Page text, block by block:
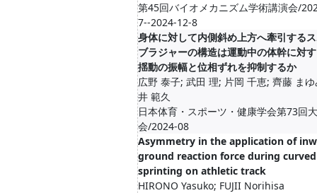
第45回バイオメカニズム学術講演会/
7--2024-12-8
身体に対して内側斜め上方へ牽引する
ブラジャーの構造は運動中の体幹に対
揺動の振幅と位相ずれを抑制するか
広野 泰子; 武田 理; 片岡 千恵; 齊藤 ま
井 範久
日本体育・スポーツ・健康学会第73回大
会/2024-08
Asymmetry in the application of
ground reaction force during curved
sprinting on athletic track
HIRONO Yasuko; FUJII Norihisa